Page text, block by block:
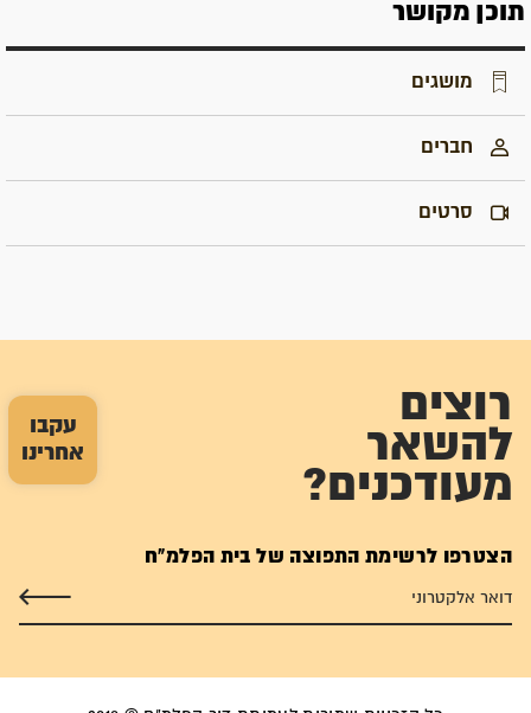
עקבו
אחרינו
תוכן מקושר
מושגים
חברים
סרטים
רוצים
להשאר
מעודכנים?
הצטרפו לרשימת התפוצה של בית הפלמ"ח